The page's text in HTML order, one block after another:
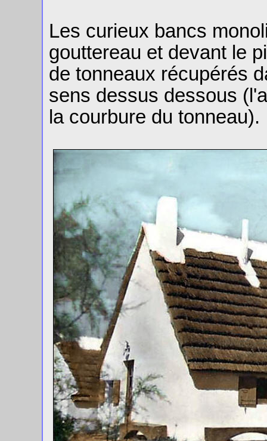
Les curieux bancs
gouttereau et devant le
de tonneaux récupérés
sens dessus dessous
la courbure du tonneau).